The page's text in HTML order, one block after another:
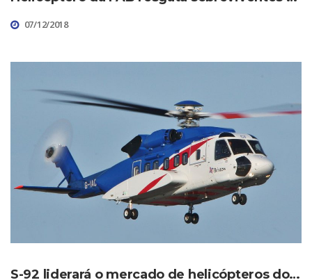
07/12/2018
S-92 liderará o mercado de helicópteros do Mar do Norte “por décadas”